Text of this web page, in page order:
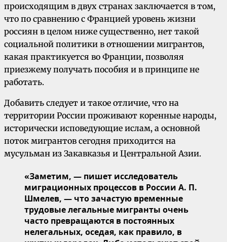
происходящим в двух странах заключается в том,
что по сравнению с Францией уровень жизни
россиян в целом ниже существенно, нет такой
социальной политики в отношении мигрантов,
какая практикуется во Франции, позволяя
приезжему получать пособия и в принципе не
работать.
Добавить следует и такое отличие, что на
территории России проживают коренные народы,
исторически исповедующие ислам, а основной
поток мигрантов сегодня приходится на
мусульман из Закавказья и Центральной Азии.
«Заметим, — пишет исследователь
миграционных процессов в России А. П.
Шмелев, — что зачастую временные
трудовые легальные мигранты очень
часто превращаются в постоянных
нелегальных, оседая, как правило, в